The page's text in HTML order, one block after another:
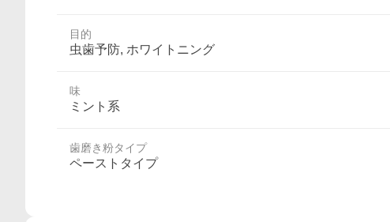
目的
虫歯予防, ホワイトニング
味
ミント系
歯磨き粉タイプ
ペーストタイプ